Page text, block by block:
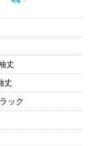
丈
丈
ック